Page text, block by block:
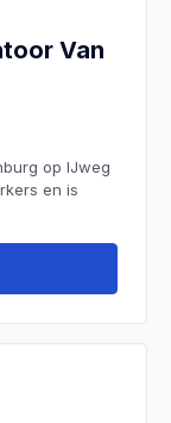
Van
op IJweg
en is